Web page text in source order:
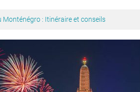
Monténégro : Itinéraire et conseils